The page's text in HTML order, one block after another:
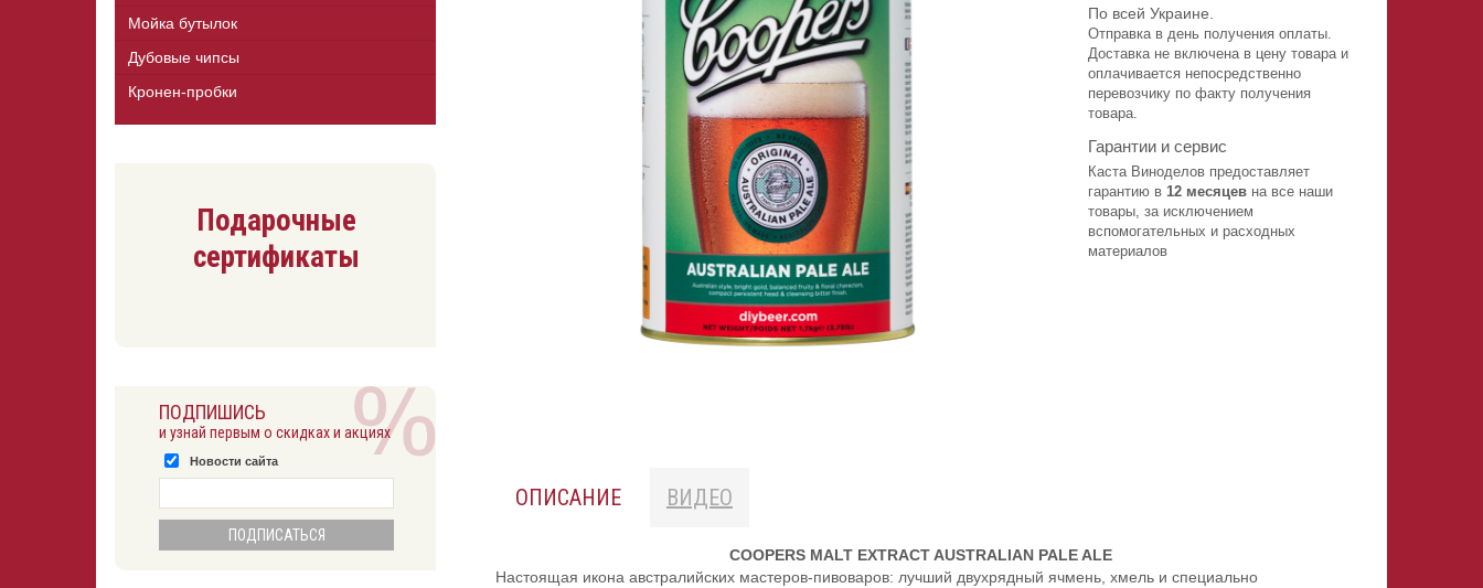
По всей Украине.
Отправка в день получения оплаты.
Доставка не включена в цену товара и
оплачивается непосредственно
перевозчику по факту получения
товара.
Гарантии и сервис
Каста Виноделов предоставляет
гарантию в12 месяцев на все наши
товары, за исключением
вспомогательных и расходных
материалов
ОПИСАНИЕ ВИДЕО
COOPERS MALT EXTRACT AUSTRALIAN PALE ALE
Настоящая икона австралийских мастеров-пивоваров: лучший двухрядный ячмень, хмель и специально
Мойка бутылок
Дубовые чипсы
Кронен-пробки
Подарочные
сертификаты
ПОДПИШИСЬ
и узнай первым о скидках и акциях
Новости сайта